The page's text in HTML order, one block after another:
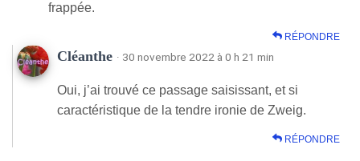
frappée.
RÉPONDRE
Cléanthe · 30 novembre 2022 à 0 h 21 min
Oui, j’ai trouvé ce passage saisissant, et si
caractéristique de la tendre ironie de Zweig.
RÉPONDRE